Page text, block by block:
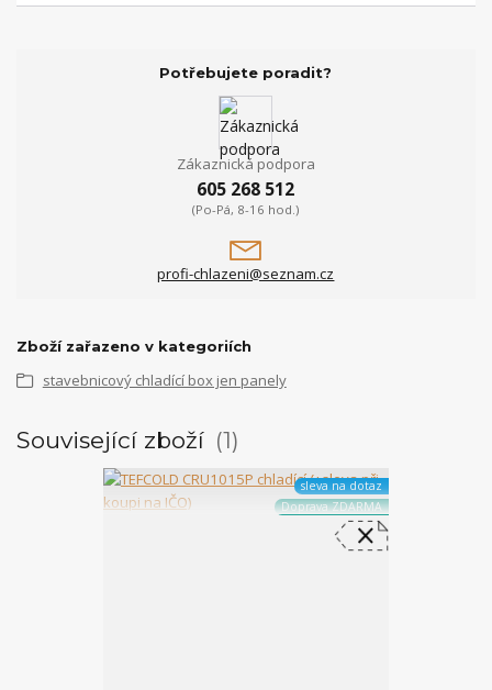
Potřebujete poradit?
Zákaznická podpora
605 268 512
(Po-Pá, 8-16 hod.)
profi-chlazeni@seznam.cz
Zboží zařazeno v kategoriích
stavebnicový chladící box jen panely
Související zboží 1
sleva na dotaz
Doprava ZDARMA